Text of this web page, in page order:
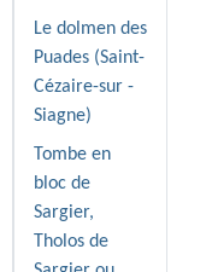
Le dolmen des
Puades (Saint-
Cézaire-sur -
Siagne)
Tombe en
bloc de
Sargier,
Tholos de